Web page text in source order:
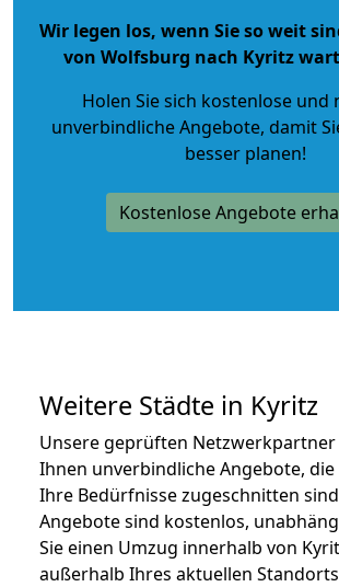
Wir legen los, wenn Sie so weit
von Wolfsburg nach Kyritz
Holen Sie sich kostenlose und
unverbindliche Angebote, damit
besser planen!
Kostenlose Angebote
Weitere Städte in Kyritz
Unsere geprüften
Ihnen unverbindliche Angebote,
Ihre Bedürfnisse zugeschnitten
Angebote sind kostenlos,
Sie einen Umzug innerhalb von
außerhalb Ihres aktuellen